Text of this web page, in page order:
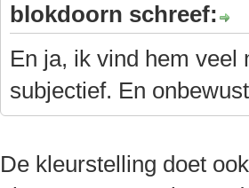
blokdoorn schreef:
En ja, ik vind hem veel
subjectief. En
De kleurstelling doet